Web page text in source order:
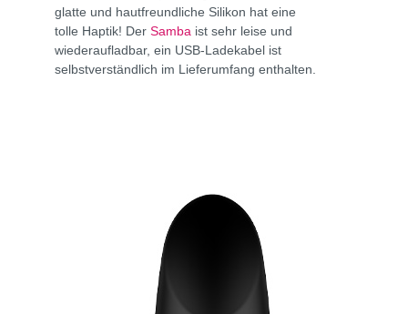
glatte und hautfreundliche Silikon hat eine
tolle Haptik! Der Samba ist sehr leise und
wiederaufladbar, ein USB-Ladekabel ist
selbstverständlich im Lieferumfang enthalten.